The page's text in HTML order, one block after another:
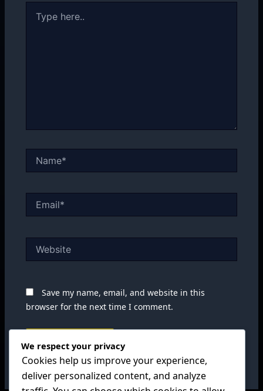
here..
Save my name, email, and website in this
browser for the next time I comment.
We respect your privacy
Cookies help us improve your experience,
deliver personalized content, and analyze